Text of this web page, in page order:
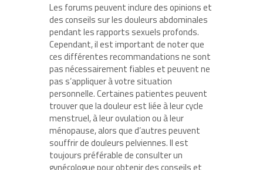
Les forums peuvent inclure des opinions et
des conseils sur les douleurs abdominales
pendant les rapports sexuels profonds.
Cependant, il est important de noter que
ces différentes recommandations ne sont
pas nécessairement fiables et peuvent ne
pas s’appliquer à votre situation
personnelle. Certaines patientes peuvent
trouver que la douleur est liée à leur cycle
menstruel, à leur ovulation ou à leur
ménopause, alors que d’autres peuvent
souffrir de douleurs pelviennes. Il est
toujours préférable de consulter un